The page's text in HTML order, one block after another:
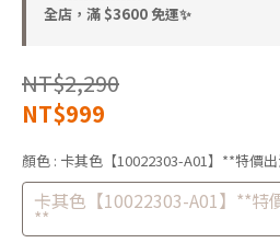
全店，滿 $3600 免運✨
NT$2,290
NT$999
顏色 : 卡其色【10022303-A01】**特價
卡其色【10022303-A01】**特
**